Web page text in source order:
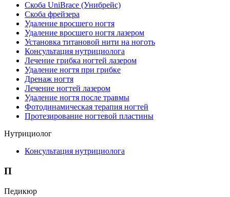
Скоба UniBrace (Унибрейс)
Скоба фрейзера
Удаление вросшего ногтя
Удаление вросшего ногтя лазером
Установка титановой нити на ноготь
Консультация нутрициолога
Лечение грибка ногтей лазером
Удаление ногтя при грибке
Дренаж ногтя
Лечение ногтей лазером
Удаление ногтя после травмы
Фотодинамическая терапия ногтей
Протезирование ногтевой пластины
Нутрициолог
Консультация нутрициолога
П
Педикюр